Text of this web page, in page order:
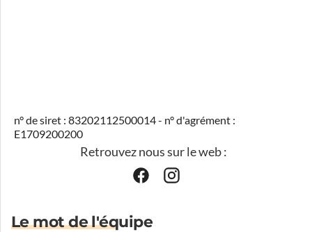
n° de siret : 83202112500014 - n° d'agrément :
E1709200200
Retrouvez nous sur le web :
Le mot de l'équipe